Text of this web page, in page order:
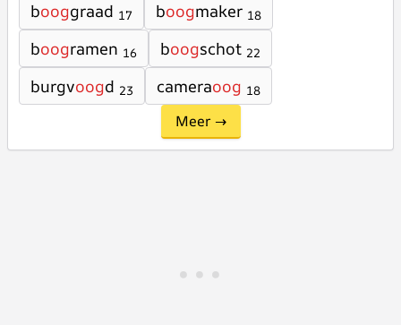
booggraad 17 boogmaker 18
boogramen 16 boogschot 22
burgvoogd 23 cameraoog 18
Meer →